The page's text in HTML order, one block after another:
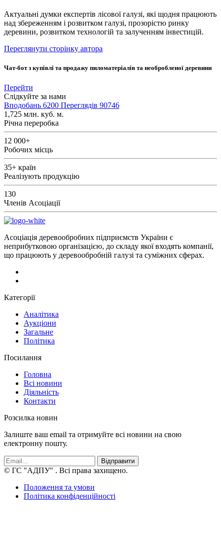
Актуальні думки експертів лісової галузі, які щодня працюють
над збереженням і розвитком галузі, прозорістю ринку
деревини, розвитком технологій та залученням інвестицій.
Переглянути сторінку автора
Чат-бот з купівлі та продажу пиломатеріалів та необробленої деревини
Перейти
Слідкуйте за нами
Вподобань 6200 Переглядів 90746
1,725 млн. куб. м.
Річна переробка
12 000+
Робочих місць
35+ країн
Реалізують продукцію
130
Членів Асоціації
Асоціація деревообробних підприємств України є
неприбутковою організацією, до складу якої входять компанії,
що працюють у деревообробній галузі та суміжних сферах.
Категорії
Аналітика
Аукціони
Загальне
Політика
Посилання
Головна
Всі новини
Діяльність
Контакти
Розсилка новин
Залиште ваш email та отримуйте всі новини на свою
електронну пошту.
Відправити
© ГС "АДПУ" . Всі права захищено.
Положення та умови
Політика конфіденційності